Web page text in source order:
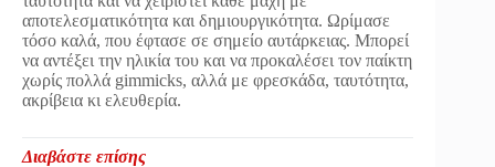
αποτελεσματικότητα και δημιουργικότητα. Ωρίμασε
τόσο καλά, που έφτασε σε σημείο αυτάρκειας. Μπορεί
να αντέξει την ηλικία του και να προκαλέσει τον παίκτη
χωρίς πολλά gimmicks, αλλά με φρεσκάδα, ταυτότητα,
ακρίβεια κι ελευθερία.
Διαβάστε επίσης